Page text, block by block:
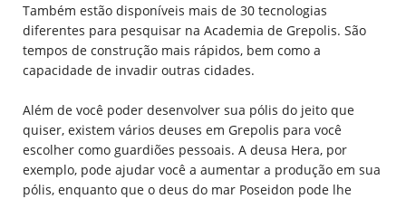
Também estão disponíveis mais de 30 tecnologias
diferentes para pesquisar na Academia de Grepolis. São
tempos de construção mais rápidos, bem como a
capacidade de invadir outras cidades.
Além de você poder desenvolver sua pólis do jeito que
quiser, existem vários deuses em Grepolis para você
escolher como guardiões pessoais. A deusa Hera, por
exemplo, pode ajudar você a aumentar a produção em sua
pólis, enquanto que o deus do mar Poseidon pode lhe